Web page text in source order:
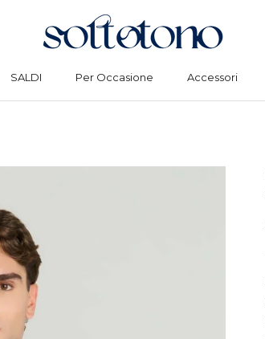
SALDI
Per Occasione
Accessori